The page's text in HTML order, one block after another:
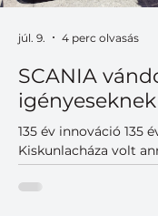
SCANIA
igényeseknek
135 év innováció 135 éves a SCANIA!
Kiskunlacháza volt
utolsó állomása a
ahol a magyar
júl. 9. 4 perc olvasás